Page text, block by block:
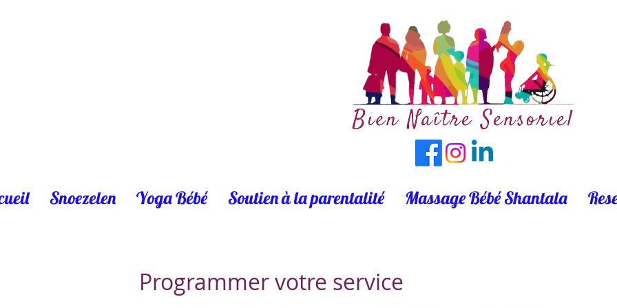
Snoezelen Yoga Bébé Soutien à la parentalité Massage Bébé Shantala
Programmer votre service